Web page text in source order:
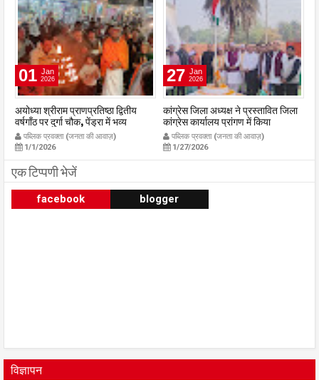
27 Jan
2026
कांग्रेस जिला अध्यक्ष ने प्रस्तावित जिला
कांग्रेस कार्यालय प्रांगण में किया
ध्वजारोहण
publicpravakta.com
पब्लिक प्रवक्ता (जनता की आवाज़)
1/27/2026
08 Feb
2026
युवा मोर्चा प्रदेश अध्यक्ष श्याम टेलर के
अनूपपुर प्रथम आगमन पर होगा भव्य
स्वागत युवा मोर्चा के ऊर्जावान जिला मंत्री
प्रदीप मिश्रा ने सभी युवाओं से सहभागिता
की अपील
पब्लिक प्रवक्ता (जनता की आवाज़)
2/8/2026
एक टिप्पणी भेजें
facebook blogger
विज्ञापन